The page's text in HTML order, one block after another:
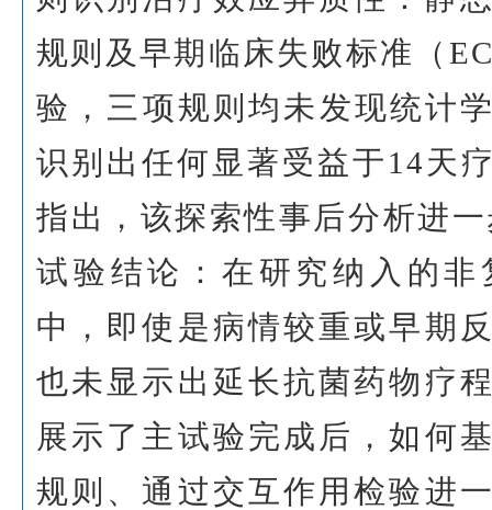
规则及早期临床失败标准（
验，三项规则均未发现统计
识别出任何显著受益于14天
指出，该探索性事后分析进
试验结论：在研究纳入的
中，即使是病情较重或早期
也未显示出延长抗菌药物疗
展示了主试验完成后，如何
规则、通过交互作用检验进